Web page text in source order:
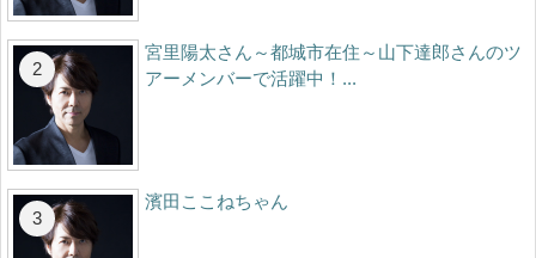
宮里陽太さん～都城市在住～山下達郎さんのツ
アーメンバーで活躍中！...
濱田ここねちゃん